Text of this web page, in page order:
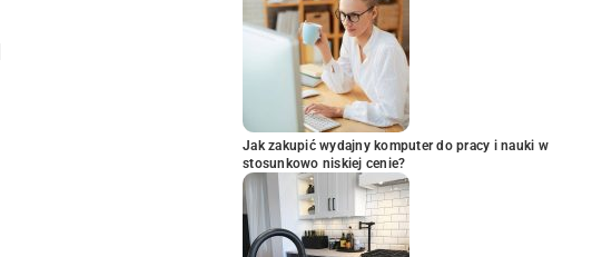
Jak zakupić wydajny komputer do pracy i nauki w
stosunkowo niskiej cenie?